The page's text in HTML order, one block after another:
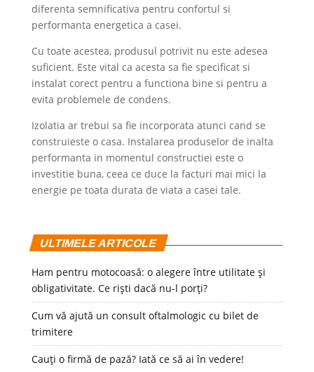
diferenta semnificativa pentru confortul si
performanta energetica a casei.
Cu toate acestea, produsul potrivit nu este adesea
suficient. Este vital ca acesta sa fie specificat si
instalat corect pentru a functiona bine si pentru a
evita problemele de condens.
Izolatia ar trebui sa fie incorporata atunci cand se
construieste o casa. Instalarea produselor de inalta
performanta in momentul constructiei este o
investitie buna, ceea ce duce la facturi mai mici la
energie pe toata durata de viata a casei tale.
ULTIMELE ARTICOLE
Ham pentru motocoasă: o alegere între utilitate și
obligativitate. Ce riști dacă nu-l porți?
Cum vă ajută un consult oftalmologic cu bilet de
trimitere
Cauți o firmă de pază? Iată ce să ai în vedere!